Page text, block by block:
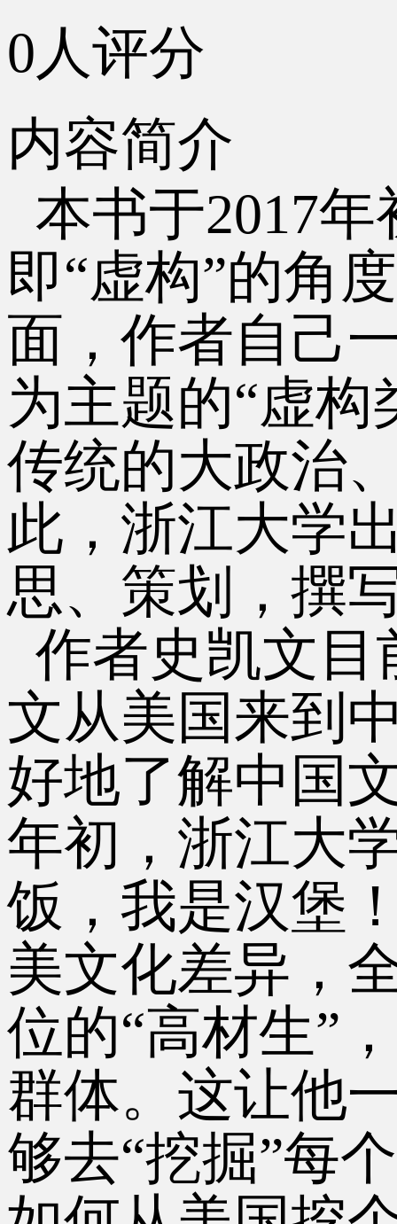
0人评分
内容简介
本书于2017
即“虚构”的角
面，作者自己
为主题的“虚
传统的大政治
此，浙江大学
思、策划，撰
作者史凯文目
文从美国来到
好地了解中国
年初，浙江大
饭，我是汉堡
美文化差异，
位的“高材生”
群体。这让他
够去“挖掘”每